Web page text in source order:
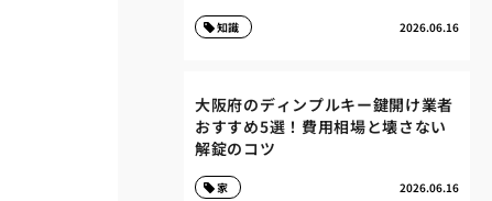
2026.06.16
知識
大阪府のディンプルキー鍵開け業者
おすすめ5選！費用相場と壊さない
解錠のコツ
2026.06.16
家